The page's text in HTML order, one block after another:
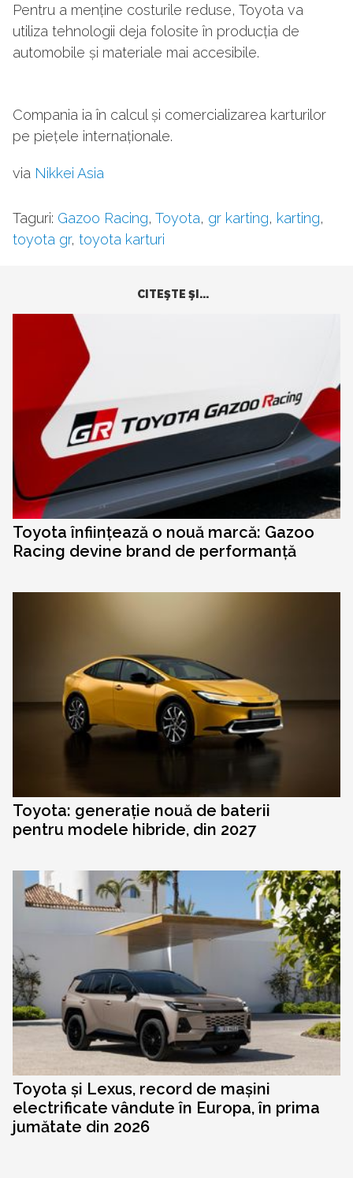
Pentru a menține costurile reduse, Toyota va
utiliza tehnologii deja folosite în producția de
automobile și materiale mai accesibile.
Compania ia în calcul și comercializarea karturilor
pe piețele internaționale.
via Nikkei Asia
Taguri: Gazoo Racing, Toyota, gr karting, karting,
toyota gr, toyota karturi
CITEŞTE ŞI...
Toyota înființează o nouă marcă: Gazoo
Racing devine brand de performanță
Toyota: generație nouă de baterii
pentru modele hibride, din 2027
Toyota și Lexus, record de mașini
electrificate vândute în Europa, în prima
jumătate din 2026